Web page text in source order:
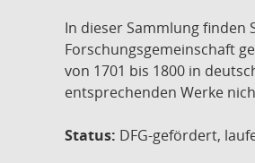
In dieser Sammlung finden
Forschungsgemeinschaft
von 1701 bis 1800 in
entsprechenden Werke
Status: DFG-gefördert,